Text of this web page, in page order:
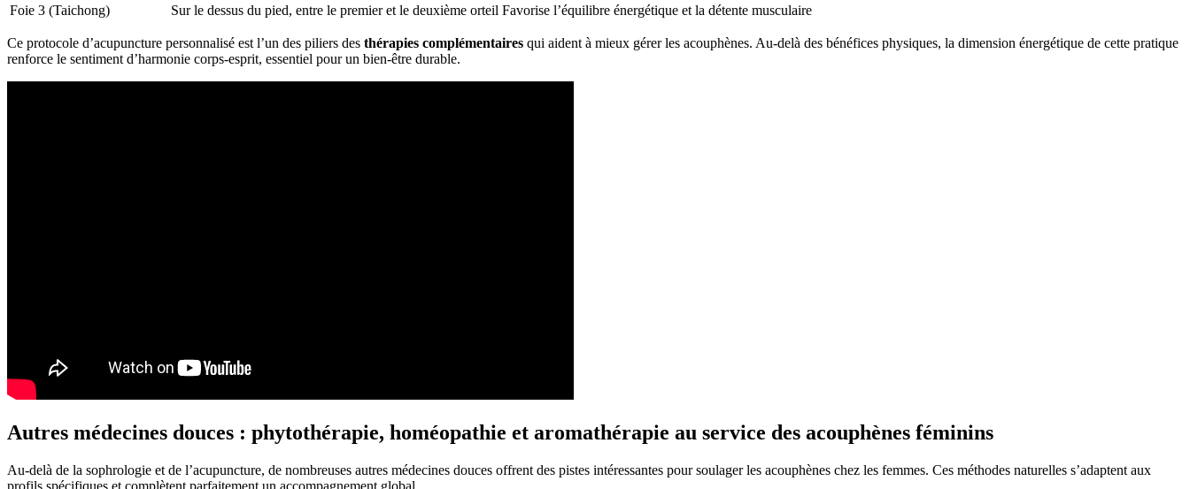
Foie 3 (Taichong)
Sur le dessus du pied, entre le premier et le deuxième orteil Favorise l’équilibre énergétique et la détente musculaire
Ce protocole d’acupuncture personnalisé est l’un des piliers des thérapies complémentaires qui aident à mieux gérer les acouphènes. Au-delà des bénéfices physiques, la dimension énergétique de cette pratique
renforce le sentiment d’harmonie corps-esprit, essentiel pour un bien-être durable.
Autres médecines douces : phytothérapie, homéopathie et aromathérapie au service des acouphènes féminins
Au-delà de la sophrologie et de l’acupuncture, de nombreuses autres médecines douces offrent des pistes intéressantes pour soulager les acouphènes chez les femmes. Ces méthodes naturelles s’adaptent aux